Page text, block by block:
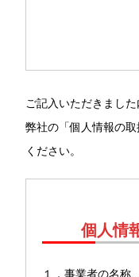
ご記入いただきまし
弊社の「個人情報の
ください。
個人情
１．事業者の名称